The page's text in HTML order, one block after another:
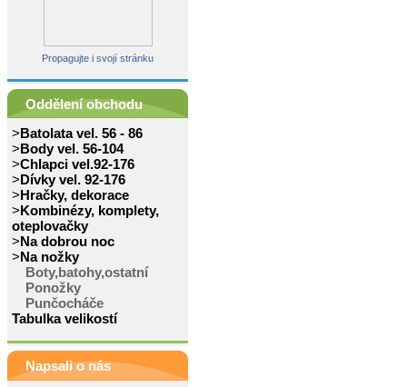
Propagujte i svojí stránku
Oddělení obchodu
>Batolata vel. 56 - 86
>Body vel. 56-104
>Chlapci vel.92-176
>Dívky vel. 92-176
>Hračky, dekorace
>Kombinézy, komplety,
oteplovačky
>Na dobrou noc
>Na nožky
Boty,batohy,ostatní
Ponožky
Punčocháče
Tabulka velikostí
Napsali o nás